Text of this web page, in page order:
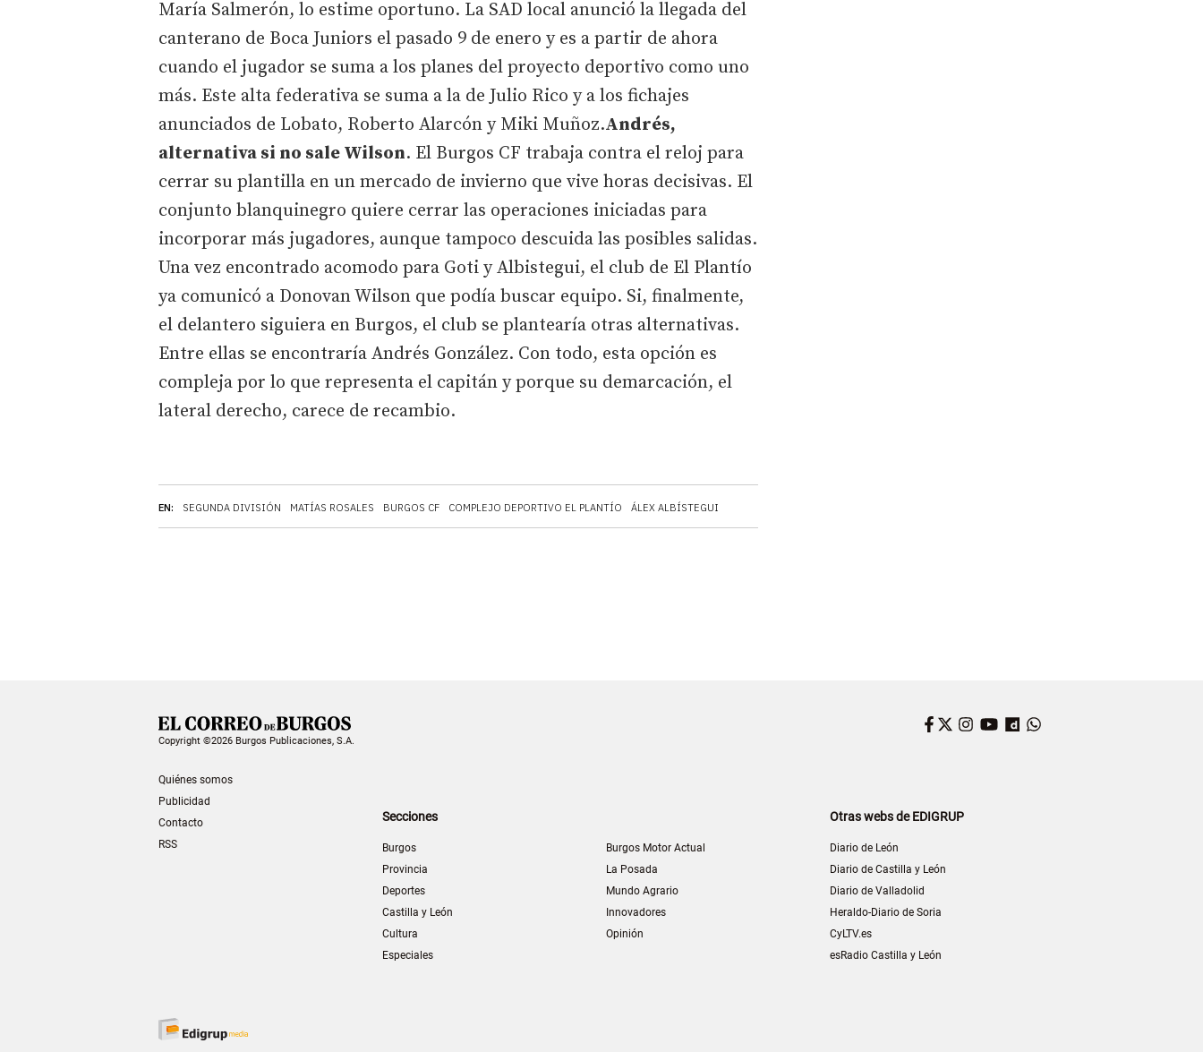
EN: SEGUNDA DIVISIÓN MATÍAS ROSALES BURGOS CF COMPLEJO DEPORTIVO EL PLANTÍO ÁLEX ALBÍSTEGUI
María Salmerón, lo estime oportuno. La SAD local anunció la llegada del
canterano de Boca Juniors el pasado 9 de enero y es a partir de ahora
cuando el jugador se suma a los planes del proyecto deportivo como uno
más. Este alta federativa se suma a la de Julio Rico y a los fichajes
anunciados de Lobato, Roberto Alarcón y Miki Muñoz.Andrés,
alternativa si no sale Wilson. El Burgos CF trabaja contra el reloj para
cerrar su plantilla en un mercado de invierno que vive horas decisivas. El
conjunto blanquinegro quiere cerrar las operaciones iniciadas para
incorporar más jugadores, aunque tampoco descuida las posibles salidas.
Una vez encontrado acomodo para Goti y Albistegui, el club de El Plantío
ya comunicó a Donovan Wilson que podía buscar equipo. Si, finalmente,
el delantero siguiera en Burgos, el club se plantearía otras alternativas.
Entre ellas se encontraría Andrés González. Con todo, esta opción es
compleja por lo que representa el capitán y porque su demarcación, el
lateral derecho, carece de recambio.
Copyright ©2026 Burgos Publicaciones, S.A.
Quiénes somos
Publicidad
Contacto
RSS
Facebook
Twitter
Instagram
YouTube
Dailymotion
Secciones
Burgos
Provincia
Deportes
Castilla y León
Cultura
Especiales
Burgos Motor Actual
La Posada
Mundo Agrario
Innovadores
Opinión
Otras webs de EDIGRUP
Diario de León
Diario de Castilla y León
Diario de Valladolid
Heraldo-Diario de Soria
CyLTV.es
esRadio Castilla y León